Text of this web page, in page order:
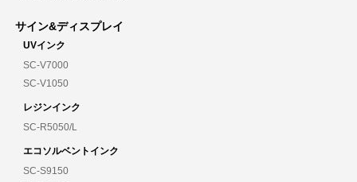
サイン&ディスプレイ
UVインク
SC-V7000
SC-V1050
レジンインク
SC-R5050/L
エコソルベントインク
SC-S9150